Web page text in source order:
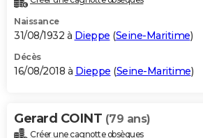
Naissance
31/08/1932 à Dieppe (Seine-Maritime)
Décès
16/08/2018 à Dieppe (Seine-Maritime)
Gerard COINT (79 ans)
Créer une cagnotte obsèques